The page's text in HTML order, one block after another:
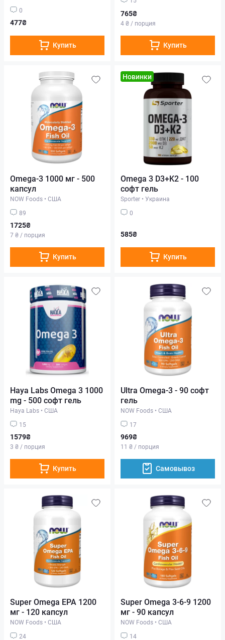
0
477₴
Купить
765₴
4 ₴ / порция
Купить
Omega-3 1000 мг - 500
капсул
NOW Foods • США
89
1725₴
7 ₴ / порция
Купить
Новинки
Omega 3 D3+K2 - 100
софт гель
Sporter • Украина
0
585₴
Купить
Haya Labs Omega 3 1000
mg - 500 софт гель
Haya Labs • США
15
1579₴
3 ₴ / порция
Купить
Ultra Omega-3 - 90 софт
гель
NOW Foods • США
17
969₴
11 ₴ / порция
Самовывоз
Super Omega EPA 1200
мг - 120 капсул
NOW Foods • США
24
Super Omega 3-6-9 1200
мг - 90 капсул
NOW Foods • США
14